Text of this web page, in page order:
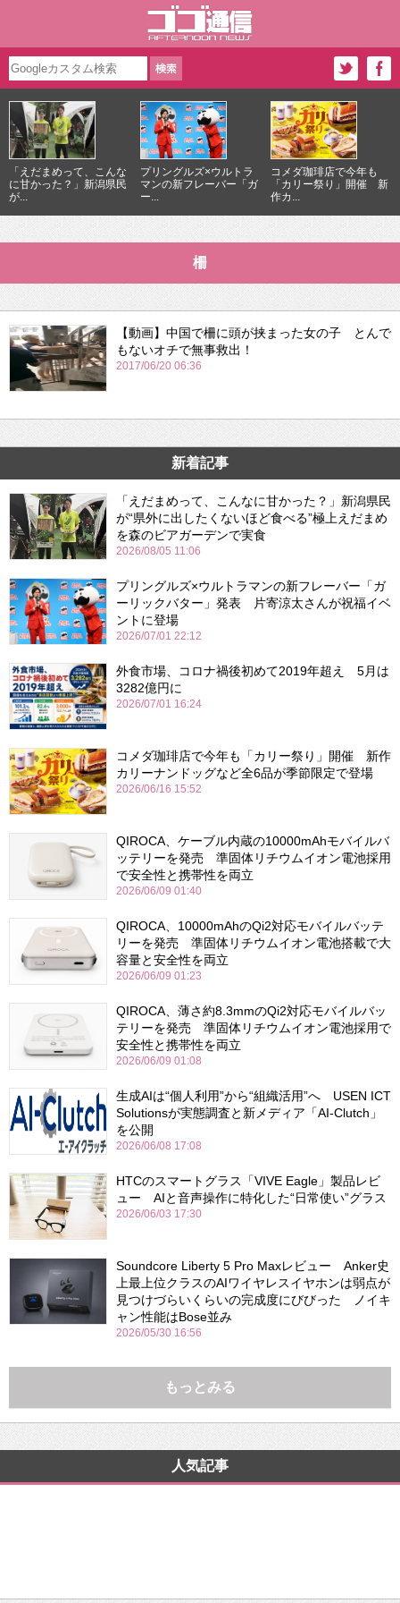
「えだまめって、こんな
に甘かった？」新潟県民
が...
プリングルズ×ウルトラ
マンの新フレーバー「ガ
ー...
コメダ珈琲店で今年も
「カリー祭り」開催 新
作カ...
柵
【動画】中国で柵に頭が挟まった女の子 とんで
もないオチで無事救出！
2017/06/20 06:36
新着記事
「えだまめって、こんなに甘かった？」新潟県民
が“県外に出したくないほど食べる”極上えだまめ
を森のビアガーデンで実食
2026/08/05 11:06
プリングルズ×ウルトラマンの新フレーバー「ガ
ーリックバター」発表 片寄涼太さんが祝福イベ
ントに登場
2026/07/01 22:12
外食市場、コロナ禍後初めて2019年超え 5月は
3282億円に
2026/07/01 16:24
コメダ珈琲店で今年も「カリー祭り」開催 新作
カリーナンドッグなど全6品が季節限定で登場
2026/06/16 15:52
QIROCA、ケーブル内蔵の10000mAhモバイルバ
ッテリーを発売 準固体リチウムイオン電池採用
で安全性と携帯性を両立
2026/06/09 01:40
QIROCA、10000mAhのQi2対応モバイルバッテ
リーを発売 準固体リチウムイオン電池搭載で大
容量と安全性を両立
2026/06/09 01:23
QIROCA、薄さ約8.3mmのQi2対応モバイルバッ
テリーを発売 準固体リチウムイオン電池採用で
安全性と携帯性を両立
2026/06/09 01:08
生成AIは“個人利用”から“組織活用”へ USEN ICT
Solutionsが実態調査と新メディア「AI-Clutch」
を公開
2026/06/08 17:08
HTCのスマートグラス「VIVE Eagle」製品レビ
ュー AIと音声操作に特化した“日常使い”グラス
2026/06/03 17:30
Soundcore Liberty 5 Pro Maxレビュー Anker史
上最上位クラスのAIワイヤレスイヤホンは弱点が
見つけづらいくらいの完成度にびびった ノイキ
ャン性能はBose並み
2026/05/30 16:56
もっとみる
人気記事